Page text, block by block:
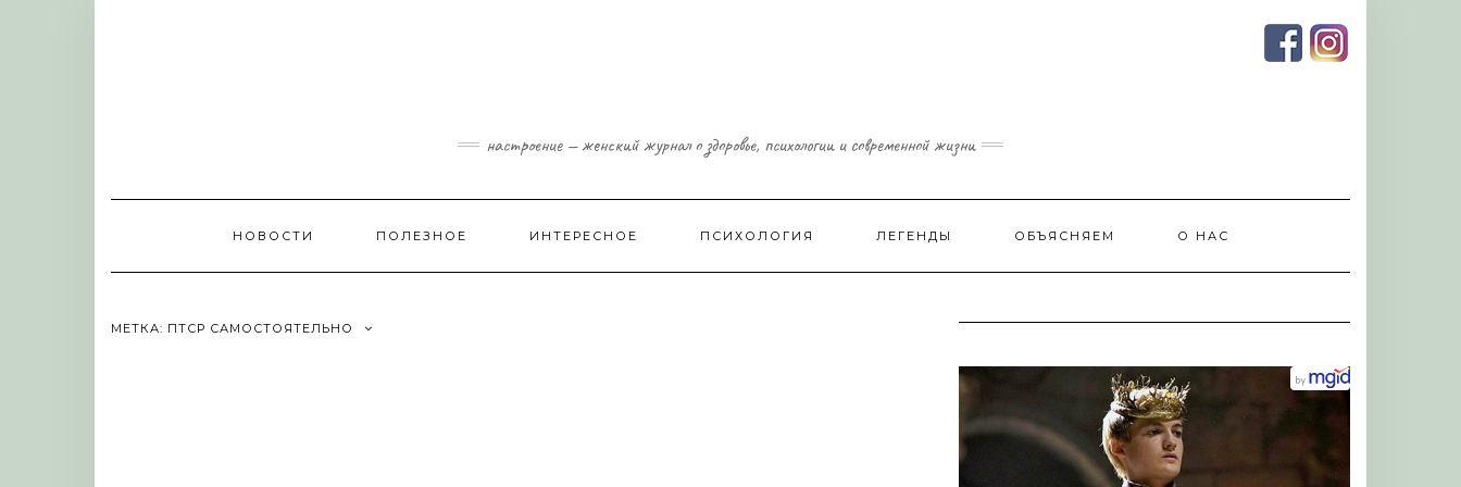
настроение — женский журнал о здоровье, психологии и современной жизни
НОВОСТИ ПОЛЕЗНОЕ ИНТЕРЕСНОЕ ПСИХОЛОГИЯ ЛЕГЕНДЫ ОБЪЯСНЯЕМ О НАС
МЕТКА: ПТСР САМОСТОЯТЕЛЬНО